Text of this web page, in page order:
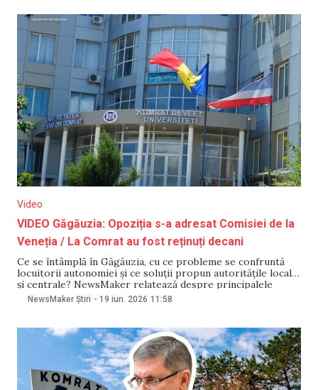
Video
VIDEO Găgăuzia: Opoziția s-a adresat Comisiei de la
Veneția / La Comrat au fost reținuți decani
Ce se întâmplă în Găgăuzia, cu ce probleme se confruntă
locuitorii autonomiei și ce soluții propun autoritățile locale
și centrale? NewsMaker relatează despre principalele
evenimente din autonomie.
NewsMaker Știri - 19 iun. 2026 11:58